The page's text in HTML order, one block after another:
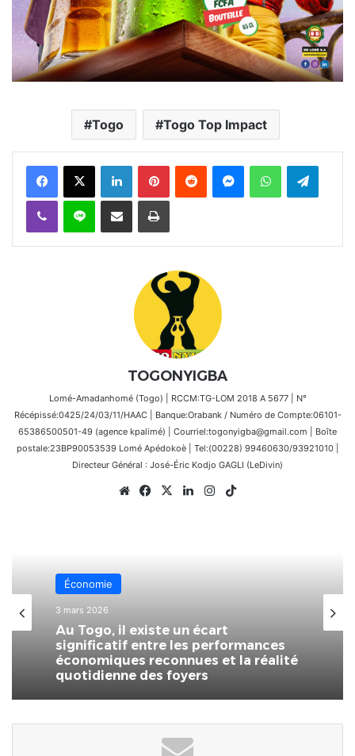
Togo Togo Top Impact
FacebookX Linkedin PinterestReddit MessengerWhatsAppTelegram
Viber Ligne Partager par email Imprimer
TOGONYIGBA
Lomé-Amadanhomé (Togo) | RCCM:TG-LOM 2018 A 5677 | N°
Récépissé:0425/24/03/11/HAAC | Banque:Orabank / Numéro de Compte:06101-
65386500501-49 (agence kpalimé) | Courriel:togonyigba@gmail.com | Boîte
postale:23BP90053539 Lomé Apédokoè | Tel:(00228) 99460630/93921010 |
Directeur Général : José-Éric Kodjo GAGLI (LeDivin)
WebsiteFacebook
X LinkedinInstagram
Économie
3 mars 2026
Au Togo, il existe un écart
significatif entre les performances
économiques reconnues et la réalité
quotidienne des foyers